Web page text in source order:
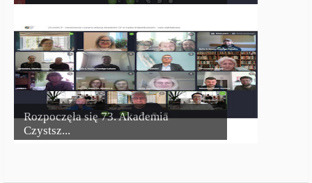
Rozpoczęła się 73. Akademia
Czystsz...